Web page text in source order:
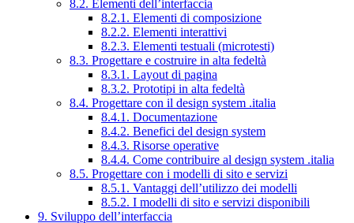
8.2. Elementi dell’interfaccia
8.2.1. Elementi di composizione
8.2.2. Elementi interattivi
8.2.3. Elementi testuali (microtesti)
8.3. Progettare e costruire in alta fedeltà
8.3.1. Layout di pagina
8.3.2. Prototipi in alta fedeltà
8.4. Progettare con il design system .italia
8.4.1. Documentazione
8.4.2. Benefici del design system
8.4.3. Risorse operative
8.4.4. Come contribuire al design system .italia
8.5. Progettare con i modelli di sito e servizi
8.5.1. Vantaggi dell’utilizzo dei modelli
8.5.2. I modelli di sito e servizi disponibili
9. Sviluppo dell’interfaccia